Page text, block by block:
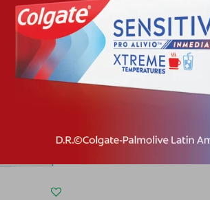
Productos que te